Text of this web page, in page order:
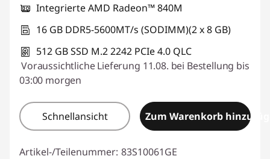
Integrierte AMD Radeon™ 840M
16 GB DDR5-5600MT/s (SODIMM)(2 x 8 GB)
512 GB SSD M.2 2242 PCIe 4.0 QLC
Voraussichtliche Lieferung 11.08. bei Bestellung bis
03:00 morgen
Schnellansicht Zum Warenkorb
Artikel-/Teilenummer: 83S10061GE